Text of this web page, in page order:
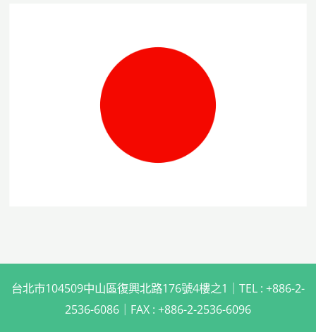
台北市104509中山區復興北路176號4樓之1｜TEL : +886-2-
2536-6086｜FAX : +886-2-2536-6096